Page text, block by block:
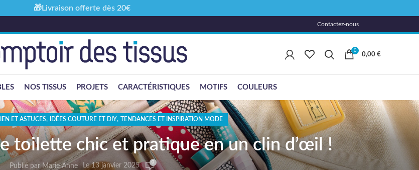
Contactez-nous
0
0,00 €
NOS TISSUS PROJETS CARACTÉRISTIQUES MOTIFS COULEURS
ET ASTUCES, IDÉES COUTURE ET DIY, TENDANCES ET INSPIRATION MODE
toilette chic et pratique en un clin d’œil !
Publié parMarie Anne Le 13 janvier 2025 0
🎁Livraison offerte dès 20€